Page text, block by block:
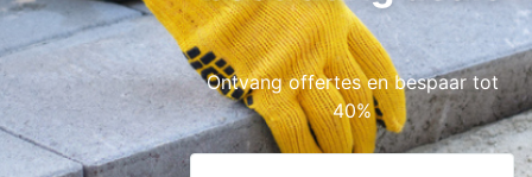
Architect
Bestrating
Cv-ketels
Ontvang offertes en bespaar tot
40%